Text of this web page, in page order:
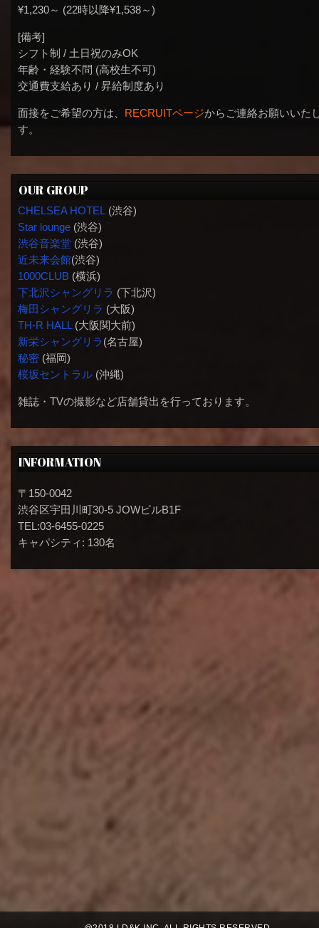
¥1,230～ (22時以降¥1,538～)
[備考]
シフト制 / 土日祝のみOK
年齢・経験不問 (高校生不可)
交通費支給あり / 昇給制度あり
面接をご希望の方は、 RECRUITページからご連絡お願いいた
す。
OUR GROUP
CHELSEA HOTEL (渋谷)
Star lounge(渋谷)
渋谷音楽堂(渋谷)
近未来会館(渋谷)
1000CLUB(横浜)
下北沢シャングリラ (下北沢)
梅田シャングリラ (大阪)
TH-R HALL(大阪関大前)
新栄シャングリラ(名古屋)
秘密(福岡)
桜坂セントラル(沖縄)
雑誌・TVの撮影など店舗貸出を行っております。
INFORMATION
〒150-0042
渋谷区宇田川町30-5 JOWビルB1F
TEL:03-6455-0225
キャパシティ: 130名